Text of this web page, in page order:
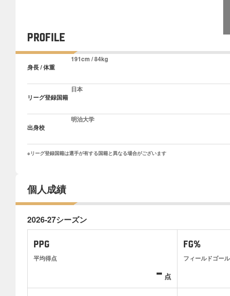
PROFILE
身長 / 体重
191cm / 84kg
リーグ登録国籍
日本
出身校
明治大学
※リーグ登録国籍は選手が有する国籍と異なる場合がございます
個人成績
2026-27シーズン
PPG
平均得点
- 点
FG%
フィールドゴー